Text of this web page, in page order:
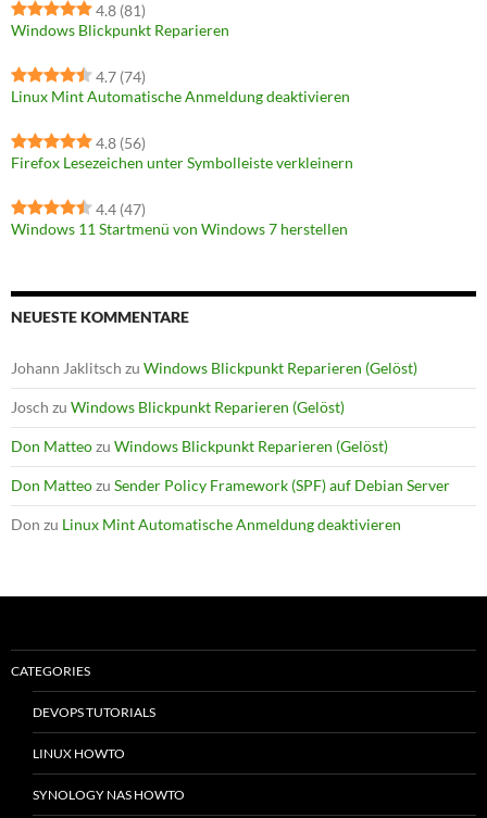
4.8 (81)
Windows Blickpunkt Reparieren
4.7 (74)
Linux Mint Automatische Anmeldung deaktivieren
4.8 (56)
Firefox Lesezeichen unter Symbolleiste verkleinern
4.4 (47)
Windows 11 Startmenü von Windows 7 herstellen
NEUESTE KOMMENTARE
Johann Jaklitsch zu Windows Blickpunkt Reparieren (Gelöst)
Josch zu Windows Blickpunkt Reparieren (Gelöst)
Don Matteozu Windows Blickpunkt Reparieren (Gelöst)
Don Matteozu Sender Policy Framework (SPF) auf Debian Server
Don zu Linux Mint Automatische Anmeldung deaktivieren
CATEGORIES
DEVOPS TUTORIALS
LINUX HOWTO
SYNOLOGY NAS HOWTO